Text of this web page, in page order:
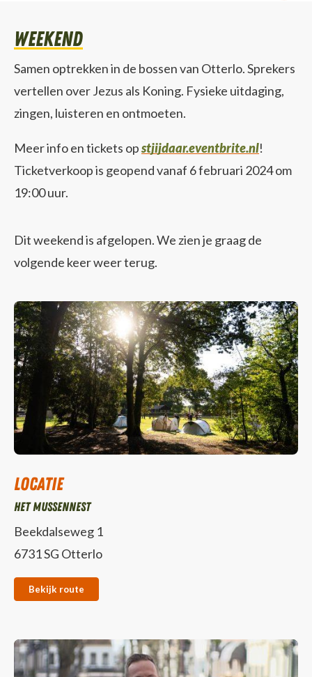
weekend
Samen optrekken in de bossen van Otterlo. Sprekers
vertellen over Jezus als Koning. Fysieke uitdaging,
zingen, luisteren en ontmoeten.
Meer info en tickets opstjijdaar.eventbrite.nl!
Ticketverkoop is geopend vanaf 6 februari 2024 om
19:00 uur.
Dit weekend is afgelopen. We zien je graag de
volgende keer weer terug.
Locatie
Het Mussennest
Beekdalseweg 1
6731 SG Otterlo
Bekijk route